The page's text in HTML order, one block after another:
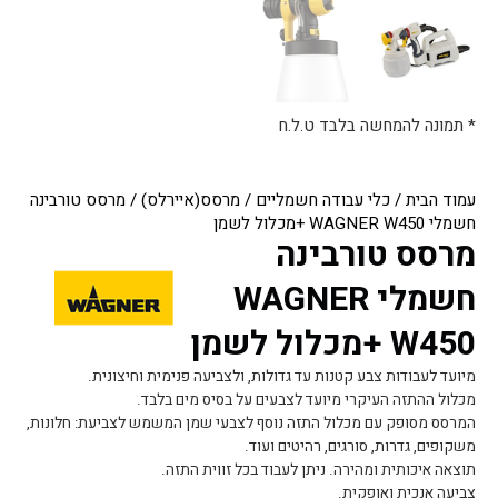
עמוד הבית/כלי עבודה חשמליים /מרסס(איירלס)/ מרסס טורבינה
חשמלי WAGNER W450 +מכלול לשמן
מרסס טורבינה
חשמלי WAGNER
W450 +מכלול לשמן
מיועד לעבודות צבע קטנות עד גדולות, ולצביעה פנימית וחיצונית.
מכלול ההתזה העיקרי מיועד לצבעים על בסיס מים בלבד.
המרסס מסופק עם מכלול התזה נוסף לצבעי שמן המשמש לצביעת: חלונות,
משקופים, גדרות, סורגים, רהיטים ועוד.
תוצאה איכותית ומהירה. ניתן לעבוד בכל זווית התזה.
* תמונה להמחשה בלבד ט.ל.ח